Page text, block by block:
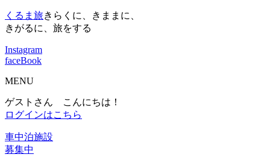
くるま旅きらくに、きままに、
きがるに、旅をする
Instagram
faceBook
MENU
ゲストさん こんにちは！
ログインはこちら
車中泊施設
募集中